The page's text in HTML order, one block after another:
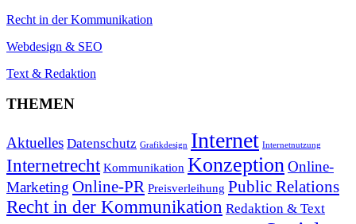
Recht in der Kommunikation
Webdesign & SEO
Text & Redaktion
THEMEN
Aktuelles Datenschutz Grafikdesign Internet Internetnutzung
Internetrecht Kommunikation KonzeptionOnline-
Marketing Online-PR Preisverleihung Public Relations
Recht in der Kommunikation Redaktion & Text